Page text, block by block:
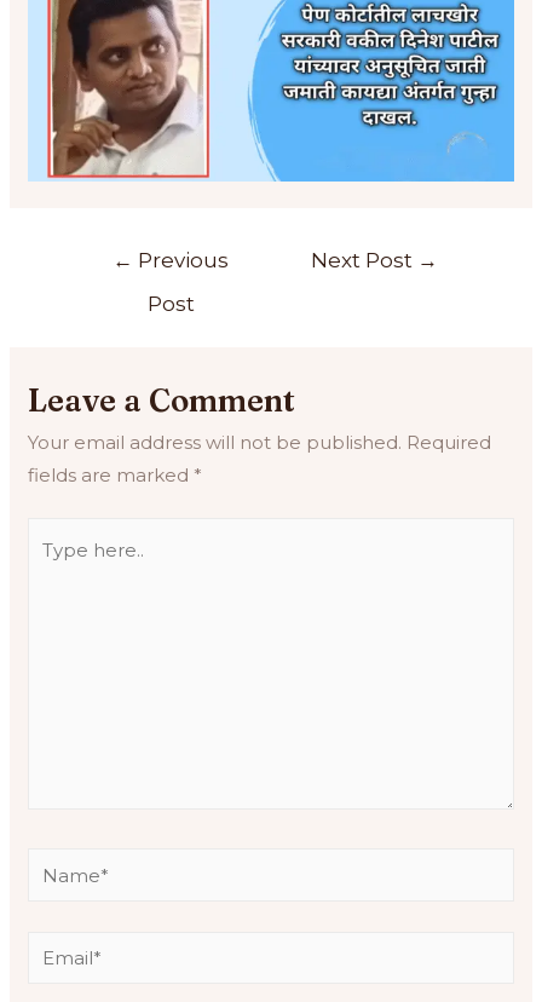
← Previous
Post
Next Post →
Leave a Comment
Your email address will not be published. Required
fields are marked *